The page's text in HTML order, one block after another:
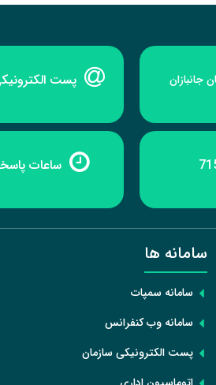
جانبازان پست
ساعات
سامانه ها
سامانه سمپات
سامانه وب کنفرانس
پست الکترونیکی سازمان